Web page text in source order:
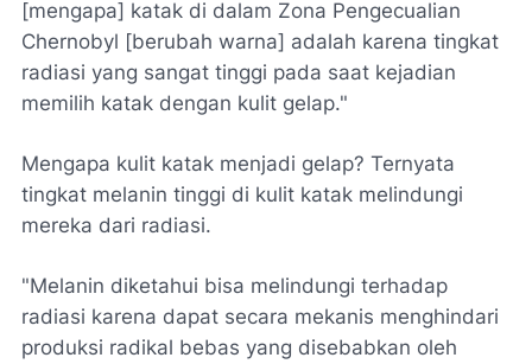
[mengapa] katak di dalam Zona Pengecualian
Chernobyl [berubah warna] adalah karena tingkat
radiasi yang sangat tinggi pada saat kejadian
memilih katak dengan kulit gelap."
Mengapa kulit katak menjadi gelap? Ternyata
tingkat melanin tinggi di kulit katak melindungi
mereka dari radiasi.
"Melanin diketahui bisa melindungi terhadap
radiasi karena dapat secara mekanis menghindari
produksi radikal bebas yang disebabkan oleh